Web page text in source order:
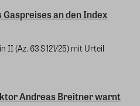
Gaspreises an den Index
(Az. 63 S 121/25) mit Urteil
Andreas Breitner warnt